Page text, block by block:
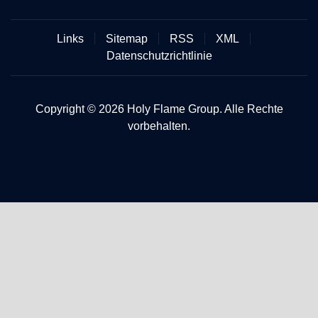
Links Sitemap RSS
XML
Datenschutzrichtlinie
Copyright © 2026 Holy Flame Group. Alle Rechte
vorbehalten.